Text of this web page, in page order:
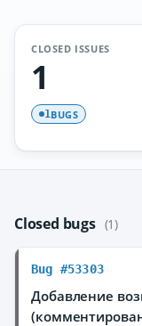
CLOSED ISSUES
1
1BUGS
Closed bugs (1)
Bug #53303
Добавление